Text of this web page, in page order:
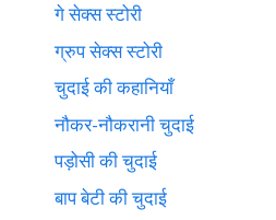
गे सेक्स स्टोरी
ग्रुप सेक्स स्टोरी
चुदाई की कहानियाँ
नौकर-नौकरानी चुदाई
पड़ोसी की चुदाई
बाप बेटी की चुदाई